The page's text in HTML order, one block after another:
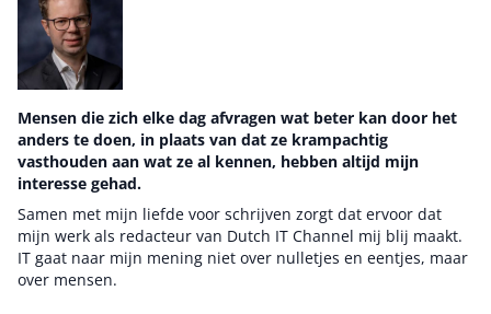
Mensen die zich elke dag afvragen wat beter kan door het
anders te doen, in plaats van dat ze krampachtig
vasthouden aan wat ze al kennen, hebben altijd mijn
interesse gehad.
Samen met mijn liefde voor schrijven zorgt dat ervoor dat
mijn werk als redacteur van Dutch IT Channel mij blij maakt.
IT gaat naar mijn mening niet over nulletjes en eentjes, maar
over mensen.